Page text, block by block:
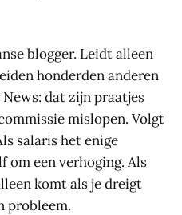
blogger. Leidt alleen
honderden anderen
dat zijn praatjes
mislopen. Volgt
salaris het enige
om een verhoging. Als
komt als je dreigt
probleem.